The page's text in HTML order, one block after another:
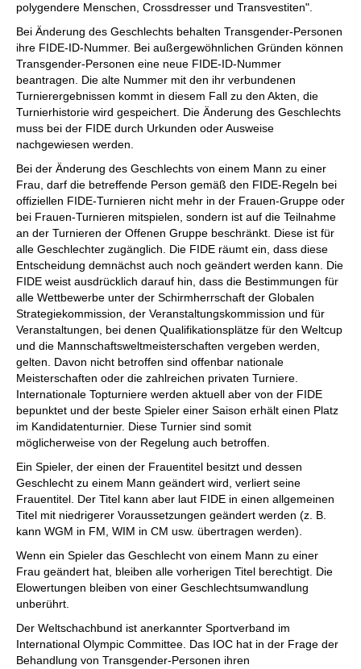
polygendere Menschen, Crossdresser und Transvestiten".
Bei Änderung des Geschlechts behalten Transgender-Personen
ihre FIDE-ID-Nummer. Bei außergewöhnlichen Gründen können
Transgender-Personen eine neue FIDE-ID-Nummer
beantragen. Die alte Nummer mit den ihr verbundenen
Turnierergebnissen kommt in diesem Fall zu den Akten, die
Turnierhistorie wird gespeichert. Die Änderung des Geschlechts
muss bei der FIDE durch Urkunden oder Ausweise
nachgewiesen werden.
Bei der Änderung des Geschlechts von einem Mann zu einer
Frau, darf die betreffende Person gemäß den FIDE-Regeln bei
offiziellen FIDE-Turnieren nicht mehr in der Frauen-Gruppe oder
bei Frauen-Turnieren mitspielen, sondern ist auf die Teilnahme
an der Turnieren der Offenen Gruppe beschränkt. Diese ist für
alle Geschlechter zugänglich. Die FIDE räumt ein, dass diese
Entscheidung demnächst auch noch geändert werden kann. Die
FIDE weist ausdrücklich darauf hin, dass die Bestimmungen für
alle Wettbewerbe unter der Schirmherrschaft der Globalen
Strategiekommission, der Veranstaltungskommission und für
Veranstaltungen, bei denen Qualifikationsplätze für den Weltcup
und die Mannschaftsweltmeisterschaften vergeben werden,
gelten. Davon nicht betroffen sind offenbar nationale
Meisterschaften oder die zahlreichen privaten Turniere.
Internationale Topturniere werden aktuell aber von der FIDE
bepunktet und der beste Spieler einer Saison erhält einen Platz
im Kandidatenturnier. Diese Turnier sind somit
möglicherweise von der Regelung auch betroffen.
Ein Spieler, der einen der Frauentitel besitzt und dessen
Geschlecht zu einem Mann geändert wird, verliert seine
Frauentitel. Der Titel kann aber laut FIDE in einen allgemeinen
Titel mit niedrigerer Voraussetzungen geändert werden (z. B.
kann WGM in FM, WIM in CM usw. übertragen werden).
Wenn ein Spieler das Geschlecht von einem Mann zu einer
Frau geändert hat, bleiben alle vorherigen Titel berechtigt. Die
Elowertungen bleiben von einer Geschlechtsumwandlung
unberührt.
Der Weltschachbund ist anerkannter Sportverband im
International Olympic Committee. Das IOC hat in der Frage der
Behandlung von Transgender-Personen ihren